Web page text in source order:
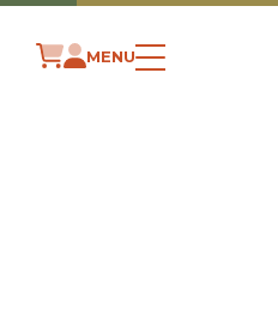
MENU